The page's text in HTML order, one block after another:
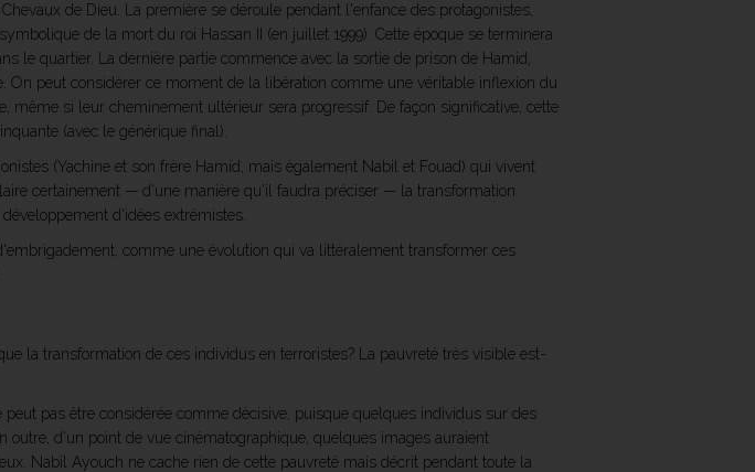
de Dieu. La première se déroule pendant l'enfance des protagonistes,
de la mort du roi Hassan II (en juillet 1999). Cette époque se terminera
le quartier. La dernière partie commence avec la sortie de prison de Hamid,
peut considérer ce moment de la libération comme une véritable inflexion du
si leur cheminement ultérieur sera progressif. De façon significative, cette
(avec le générique final).
(Yachine et son frère Hamid, mais également Nabil et Fouad) qui vivent
certainement — d'une manière qu'il faudra préciser — la transformation
d'idées extrémistes.
comme une évolution qui va littéralement transformer ces
la transformation de ces individus en terroristes? La pauvreté très visible est-
pas être considérée comme décisive, puisque quelques individus sur des
d'un point de vue cinématographique, quelques images auraient
Nabil Ayouch ne cache rien de cette pauvreté mais décrit pendant toute la